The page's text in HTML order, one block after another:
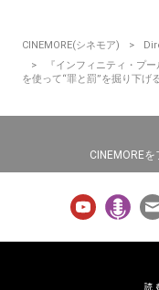
CINEMORE(シネモア)
『インフィニティ・プ
を使って“罪と罰”を掘り下げ
CINEMORE